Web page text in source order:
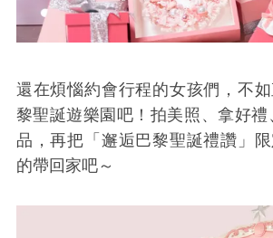
還在煩惱約會行程的女孩們，不
黎聖誕遊樂園吧！拍美照、拿好
品，再把「邂逅巴黎聖誕禮讚」
的帶回家吧～